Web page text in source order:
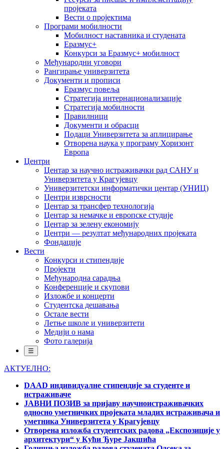
пројеката
Вести о пројектима
Програми мобилности
Мобилност наставника и студената
Еразмус+
Конкурси за Еразмус+ мобилност
Међународни уговори
Рангирање универзитета
Документи и прописи
Еразмус повеља
Стратегија интернационализације
Стратегија мобилности
Правилници
Документи и обрасци
Подаци Универзитета за аплицирање
Отворена наука у програму Хоризонт
Европа
Центри
Центар за научно истраживачки рад САНУ и
Универзитета у Крагујевцу
Универзитетски информатички центар (УНИЦ)
Центри изврсности
Центар за трансфер технологија
Центар за немачке и европске студије
Центар за зелену економију
Центри — резултат међународних пројеката
Фондације
Вести
Конкурси и стипендије
Пројекти
Међународна сарадња
Конференције и скупови
Изложбе и концерти
Студентска дешавања
Остале вести
Летње школе и универзитети
Медији о нама
Фото галерија
☰
АКТУЕЛНО:
DAAD индивидуалне стипендије за студенте и
истраживаче
ЈАВНИ ПОЗИВ за пријаву научноистраживачких
односно уметничких пројеката младих истраживача и
уметника Универзитета у Крагујевцу
Отворена изложба студентских радова „Експозиције у
архитектури“ у Кући Ђуре Јакшића